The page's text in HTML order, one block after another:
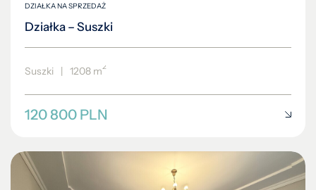
DZIAŁKA NA SPRZEDAŻ
Działka – Suszki
Suszki | 1208 m2
120 800 PLN